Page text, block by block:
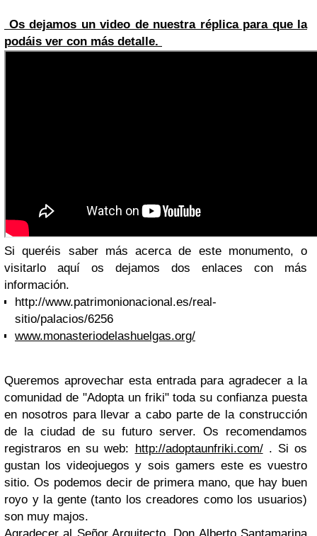
Os dejamos un video de nuestra réplica para que la
podáis ver con más detalle.
Si queréis saber más acerca de este monumento, o
visitarlo aquí os dejamos dos enlaces con más
información.
http://www.patrimonionacional.es/real-
sitio/palacios/6256
www.monasteriodelashuelgas.org/
Queremos aprovechar esta entrada para agradecer a la
comunidad de "Adopta un friki" toda su confianza puesta
en nosotros para llevar a cabo parte de la construcción
de la ciudad de su futuro server. Os recomendamos
registraros en su web:
http://adoptaunfriki.com/. Si os
gustan los videojuegos y sois gamers este es vuestro
sitio. Os podemos decir de primera mano, que hay buen
royo y la gente (tanto los creadores como los usuarios)
son muy majos.